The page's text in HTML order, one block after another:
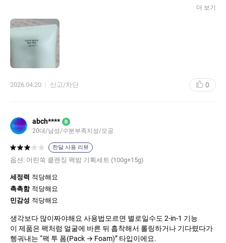
녹아 오일처럼 매끄럽게 변하는데, 이때 롤링감이 정말 부드러워요.
력이 일품입니다. 무엇보다 유화 과정이 빨라서 미끈거림 없이 깔끔
하게 헹궈지더라고요.
​가장 감동적인 건 세안 직후의 피부 상태예요. 뽀드득거리는 자극적
인 느낌이 아니라, 마치 수분 팩을 한 것처럼 피부가 보들보들하고
촉촉함이 그대로 남아있어요. 평소 세안 후에 얼굴이 바로 당겨서
민감성 피부인 저에게는 인생템이 될 것 같습니다. 순하면서도 확실
더 보기
2026.04.20 신고/차단 0
abch**** B
20대/남성/수분부족지성/모공
한달 사용 리뷰
옵션: 어린쑥 클렌징 팩밤 기획세트 (100g+15g)
세정력 적당해요
촉촉함 적당해요
민감성 적당해요
생각보다 많이짜야해요 사용법모르면 별로일수도 2-in-1 기능
이 제품은 팩처럼 얼굴에 바른 뒤 흡착해서 롤링하거나 기다렸다가
헹궈내는 “팩 투 폼(Pack → Foam)” 타입이에요.